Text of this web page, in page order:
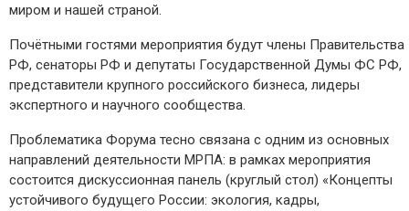
миром и нашей страной.
Почётными гостями мероприятия будут члены Правительства
РФ, сенаторы РФ и депутаты Государственной Думы ФС РФ,
представители крупного российского бизнеса, лидеры
экспертного и научного сообщества.
Проблематика Форума тесно связана с одним из основных
направлений деятельности МРПА: в рамках мероприятия
состоится дискуссионная панель (круглый стол) «Концепты
устойчивого будущего России: экология, кадры,